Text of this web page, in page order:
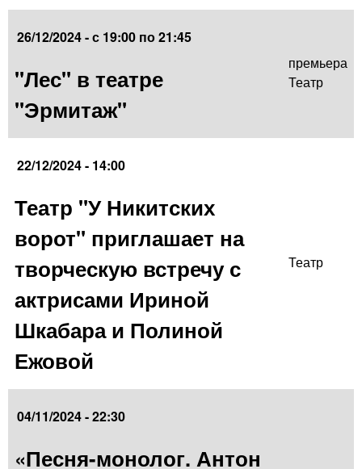
26/12/2024 -с 19:00 по21:45
"Лес" в театре
"Эрмитаж"
премьера
Театр
22/12/2024 - 14:00
Театр "У Никитских
ворот" приглашает на
творческую встречу с
актрисами Ириной
Шкабара и Полиной
Ежовой
Театр
04/11/2024 - 22:30
«Песня-монолог. Антон